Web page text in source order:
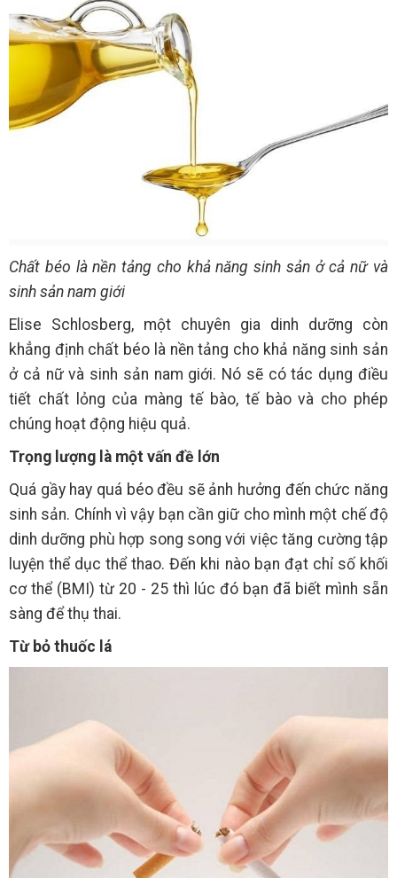
Chất béo là nền tảng cho khả năng sinh sản ở cả nữ và
sinh sản nam giới
Elise Schlosberg, một chuyên gia dinh dưỡng còn
khẳng định chất béo là nền tảng cho khả năng sinh sản
ở cả nữ và sinh sản nam giới. Nó sẽ có tác dụng điều
tiết chất lỏng của màng tế bào, tế bào và cho phép
chúng hoạt động hiệu quả.
Trọng lượng là một vấn đề lớn
Quá gầy hay quá béo đều sẽ ảnh hưởng đến chức năng
sinh sản. Chính vì vậy bạn cần giữ cho mình một chế độ
dinh dưỡng phù hợp song song với việc tăng cường tập
luyện thể dục thể thao. Đến khi nào bạn đạt chỉ số khối
cơ thể (BMI) từ 20 - 25 thì lúc đó bạn đã biết mình sẵn
sàng để thụ thai.
Từ bỏ thuốc lá